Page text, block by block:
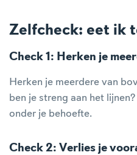
Zelfcheck: eet ik
Check 1: Herken je
Herken je meerdere van
ben je streng aan het
onder je behoefte.
Check 2: Verlies je